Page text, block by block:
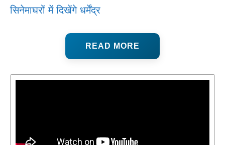
सिनेमाघरों में दिखेंगे धर्मेंद्र
READ MORE